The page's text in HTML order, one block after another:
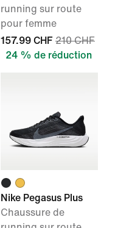
running sur route
pour femme
157.99 CHF 210 CHF
24 % de réduction
Nike Pegasus Plus
Chaussure de